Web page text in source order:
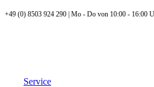
+49 (0) 8503 924 290 | Mo - Do von 10:00 - 16:00
Service